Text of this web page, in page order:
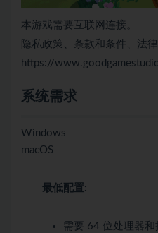
本游戏需要互联网连接。
隐私政策、条款和条件、法律
https://
系统需求
Windows
macOS
最低配置:
需要 64 位处理器和